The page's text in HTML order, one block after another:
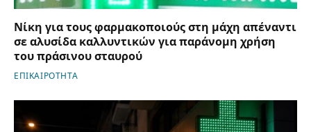
Νίκη για τους φαρμακοποιούς στη μάχη απέναντι
σε αλυσίδα καλλυντικών για παράνομη χρήση
του πράσινου σταυρού
ΕΠΙΚΑΙΡΟΤΗΤΑ